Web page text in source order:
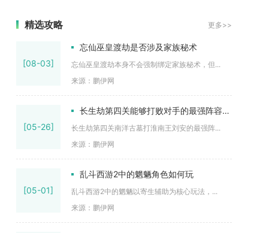
精选攻略 更多>>
[08-03]
忘仙巫皇渡劫是否涉及家族秘术
忘仙巫皇渡劫本身不会强制绑定家族秘术，但...
来源：鹏伊网
[05-26]
长生劫第四关能够打败对手的最强阵容有哪些
长生劫第四关南洋古墓打淮南王刘安的最强阵...
来源：鹏伊网
[05-01]
乱斗西游2中的魍魉角色如何玩
乱斗西游2中的魍魉以寄生辅助为核心玩法，...
来源：鹏伊网